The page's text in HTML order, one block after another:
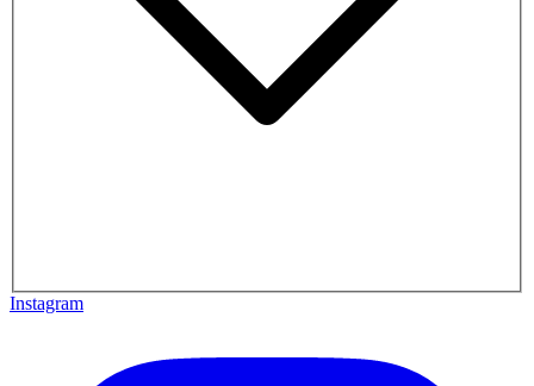
Instagram